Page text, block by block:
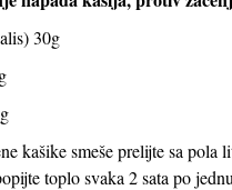
30g
kašike smeše prelijte sa
toplo svaka 2 sata po